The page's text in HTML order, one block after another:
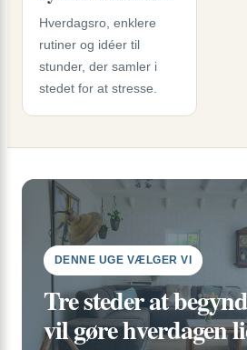
Hverdagsro, enklere
rutiner og idéer til
stunder, der samler i
stedet for at stresse.
DENNE UGE VÆLGER VI
Tre steder at
vil gøre hverdagen